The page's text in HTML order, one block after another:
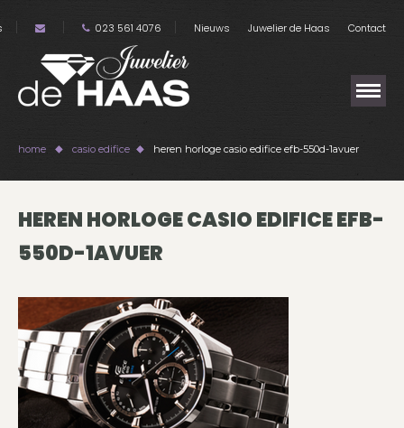
023 561 4076 Nieuws Juwelier de Haas Contact
home casio edifice heren horloge casio edifice efb-550d-1avuer
HEREN HORLOGE CASIO EDIFICE EFB-
550D-1AVUER